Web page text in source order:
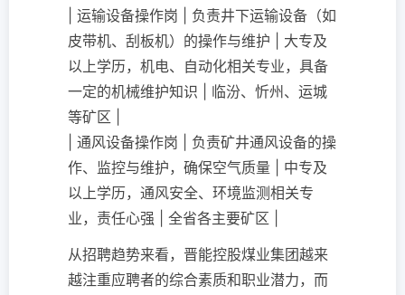
| 运输设备操作岗 | 负责井下运输设备（如
皮带机、刮板机）的操作与维护 | 大专及
以上学历，机电、自动化相关专业，具备
一定的机械维护知识 | 临汾、忻州、运城
等矿区 |
| 通风设备操作岗 | 负责矿井通风设备的操
作、监控与维护，确保空气质量 | 中专及
以上学历，通风安全、环境监测相关专
业，责任心强 | 全省各主要矿区 |
从招聘趋势来看，晋能控股煤业集团越来
越注重应聘者的综合素质和职业潜力，而